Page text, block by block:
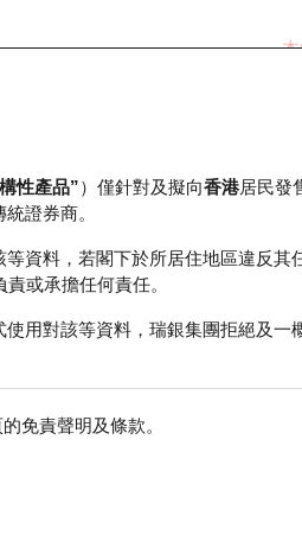
性產品”）僅針對及擬向香港居民發
證券商。
資料，若閣下於所居住地區違反其
或承擔任何責任。
用對該等資料，瑞銀集團拒絕及一
免責聲明及條款。